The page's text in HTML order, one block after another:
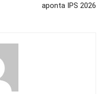
aponta IPS 2026